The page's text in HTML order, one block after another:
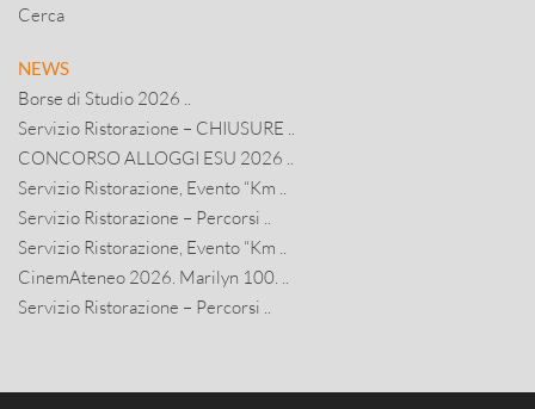
Cerca
NEWS
Borse di Studio 2026 ..
Servizio Ristorazione – CHIUSURE ..
CONCORSO ALLOGGI ESU 2026 ..
Servizio Ristorazione, Evento “Km ..
Servizio Ristorazione – Percorsi ..
Servizio Ristorazione, Evento “Km ..
CinemAteneo 2026. Marilyn 100. ..
Servizio Ristorazione – Percorsi ..